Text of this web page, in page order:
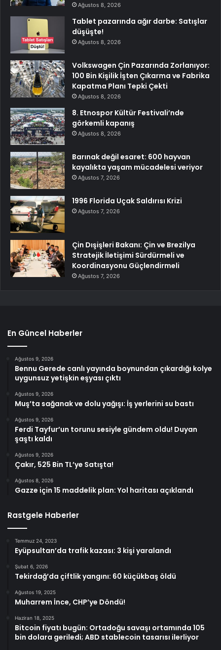
Ağustos 8, 2026
Tablet pazarında ağır darbe: Satışlar
düşüşte!
Ağustos 8, 2026
Volkswagen Çin Pazarında Zorlanıyor:
100 Bin Kişilik İşten Çıkarma ve Fabrika
Kapatma Planı Tepki Çekti
Ağustos 8, 2026
8. Etnospor Kültür Festivali’nde
görkemli kapanış
Ağustos 8, 2026
Barınak değil esaret: 600 hayvan
kayalıkta yaşam mücadelesi veriyor
Ağustos 7, 2026
1996 Florida Uçak Saldırısı Krizi
Ağustos 7, 2026
Çin Dışişleri Bakanı: Çin ve Brezilya
Stratejik İletişimi Sürdürmeli ve
Koordinasyonu Güçlendirmeli
Ağustos 7, 2026
En Güncel Haberler
Ağustos 9, 2026
Bennu Gerede canlı yayında boynundan çıkardığı kolye
uygunsuz yetişkin eşyası çıktı
Ağustos 9, 2026
Muş’ta sağanak ve dolu yağışı: İş yerlerini su bastı
Ağustos 9, 2026
Ferdi Tayfur’un torunu sesiyle gündem oldu! Duyan
şaştı kaldı
Ağustos 9, 2026
Çakır, 525 Bin TL’ye Satışta!
Ağustos 8, 2026
Gazze için 15 maddelik plan: Yol haritası açıklandı
Rastgele Haberler
Temmuz 24, 2023
Eyüpsultan’da trafik kazası: 3 kişi yaralandı
Şubat 6, 2026
Tekirdağ’da çiftlik yangını: 60 küçükbaş öldü
Ağustos 19, 2025
Muharrem İnce, CHP’ye Döndü!
Haziran 18, 2025
Bitcoin fiyatı bugün: Ortadoğu savaşı ortamında 105
bin dolara geriledi; ABD stablecoin tasarısı ilerliyor